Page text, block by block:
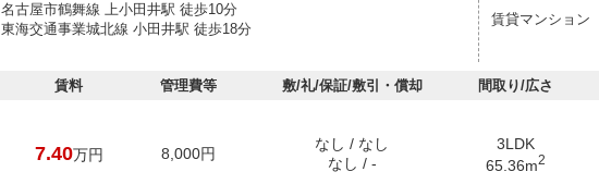
名古屋市鶴舞線 上小田井駅 徒歩10分
東海交通事業城北線 小田井駅 徒歩18分
賃貸マンション
賃料 管理費等 敷/礼/保証/敷引・償却 間取り/広さ
7.40万円 8,000円
なし / なし
なし / -
3LDK
65.36m2